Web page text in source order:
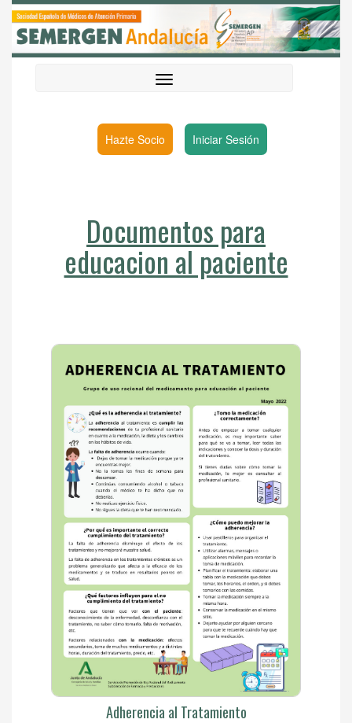
Hazte Socio Iniciar Sesión
Documentos para
educacion al paciente
Adherencia al Tratamiento